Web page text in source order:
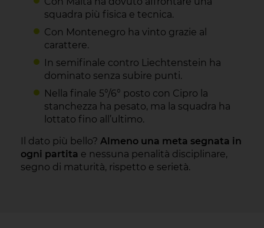
squadra più fisica e tecnica.
Con Montenegro ha vinto grazie al
carattere.
In semifinale contro Liechtenstein ha
dominato senza subire punti.
Nella finale 5°/6° posto con Cipro la
stanchezza ha pesato, ma la squadra ha
lottato fino all’ultimo.
Il dato più bello? Almeno una meta segnata in
ogni partita e nessuna penalità disciplinare,
segno di maturità, rispetto e serietà.